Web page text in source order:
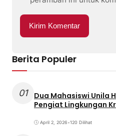
Berita Populer
01
Dua Mahasiswi Unila
Pengiat Lingkungan
April 2, 2026•120 Dilihat